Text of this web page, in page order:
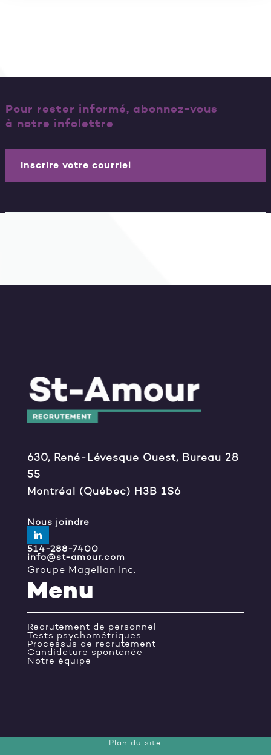
Pour rester informé, abonnez-vous
à notre infolettre
630, René-Lévesque Ouest, Bureau 28
55
Montréal (Québec) H3B 1S6
Nous joindre
514-288-7400
info@st-amour.com
Groupe Magellan Inc.
Menu
Recrutement de personnel
Tests psychométriques
Processus de recrutement
Candidature spontanée
Notre équipe
Plan du site